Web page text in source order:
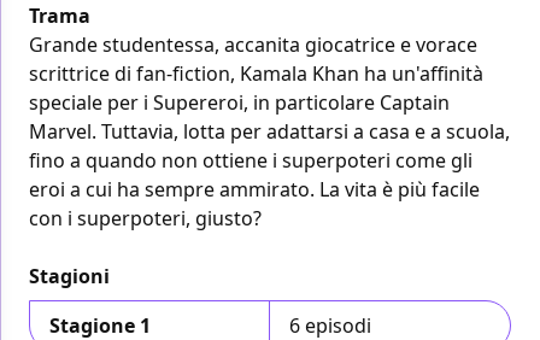
Trama
Grande studentessa, accanita giocatrice e vorace
scrittrice di fan-fiction, Kamala Khan ha un'affinità
speciale per i Supereroi, in particolare Captain
Marvel. Tuttavia, lotta per adattarsi a casa e a scuola,
fino a quando non ottiene i superpoteri come gli
eroi a cui ha sempre ammirato. La vita è più facile
con i superpoteri, giusto?
Stagioni
Stagione 1
6 episodi